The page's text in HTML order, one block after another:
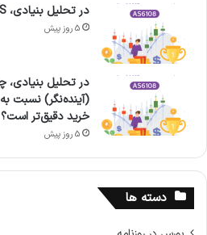
در تحلیل بنیادی، EPS به چه معناست؟
5 روز پیش
خرید دقیق‌تر است؟
5 روز پیش
دسته ها